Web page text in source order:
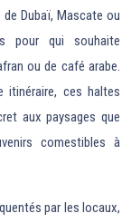
Dubaï, Mascate ou
pour qui souhaite
ou de café arabe.
ces haltes
aux paysages que
comestibles à
par les locaux,